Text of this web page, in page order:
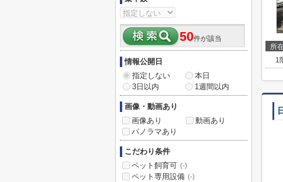
所
1
50件が該当
情報公開日
指定しない
本日
3日以内
1週間以内
画像・動画あり
画像あり
動画あり
パノラマあり
こだわり条件
ペット飼育可 (-)
ペット専用設備 (-)